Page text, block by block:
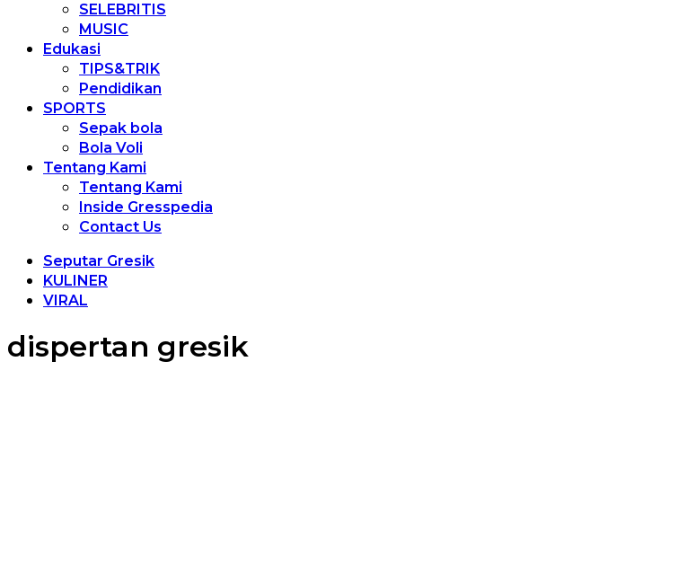
SELEBRITIS
MUSIC
Edukasi
TIPS&TRIK
Pendidikan
SPORTS
Sepak bola
Bola Voli
Tentang Kami
Tentang Kami
Inside Gresspedia
Contact Us
Seputar Gresik
KULINER
VIRAL
dispertan gresik